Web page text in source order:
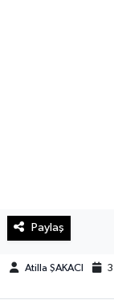
Paylaş
Atilla ŞAKACI
Spor